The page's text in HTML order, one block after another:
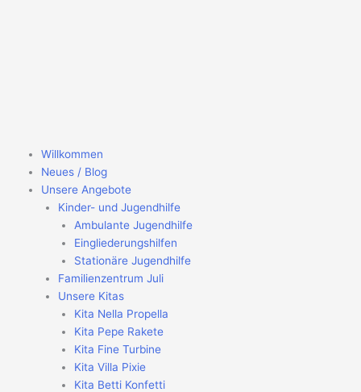
Willkommen
Neues / Blog
Unsere Angebote
Kinder- und Jugendhilfe
Ambulante Jugendhilfe
Eingliederungshilfen
Stationäre Jugendhilfe
Familienzentrum Juli
Unsere Kitas
Kita Nella Propella
Kita Pepe Rakete
Kita Fine Turbine
Kita Villa Pixie
Kita Betti Konfetti